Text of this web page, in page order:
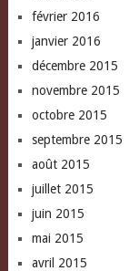
février 2016
janvier 2016
décembre 2015
novembre 2015
octobre 2015
septembre 2015
août 2015
juillet 2015
juin 2015
mai 2015
avril 2015